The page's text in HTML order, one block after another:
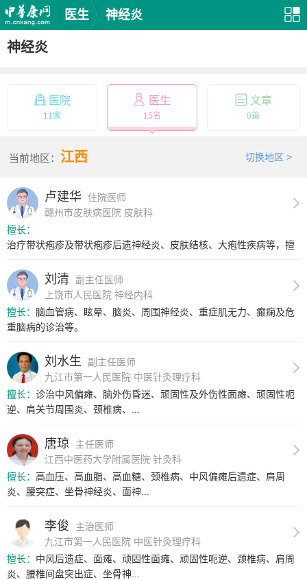
医生 神经炎
神经炎
医院
11家
医生
15名
文章
0篇
当前地区： 江西 切换地区 >
卢建华
住院医师
赣州市皮肤病医院 皮肤科
擅长：
治疗带状疱疹及带状疱疹后遗神经炎、皮肤结核、大疱性疾病等，擅
刘清
副主任医师
上饶市人民医院 神经内科
擅长： 脑血管病、眩晕、脑炎、周围神经炎、重症肌无力、癫痫及危
重脑病的诊治等。
刘水生
副主任医师
九江市第一人民医院 中医针灸理疗科
擅长： 诊治中风偏瘫、脑外伤昏迷、顽固性及外伤性面瘫、顽固性呃
逆、肩关节周围炎、颈椎病、...
唐琼
主任医师
江西中医药大学附属医院 针灸科
擅长： 高血压、高血脂、高血糖、颈椎病、中风偏瘫后遗症、肩周
炎、腰突症、坐骨神经炎、面神...
李俊
主治医师
九江市第一人民医院 中医针灸理疗科
擅长： 中风后遗症、面瘫、顽固性面瘫、顽固性呃逆、颈椎病、肩周
炎、腰椎间盘突出症、坐骨神...